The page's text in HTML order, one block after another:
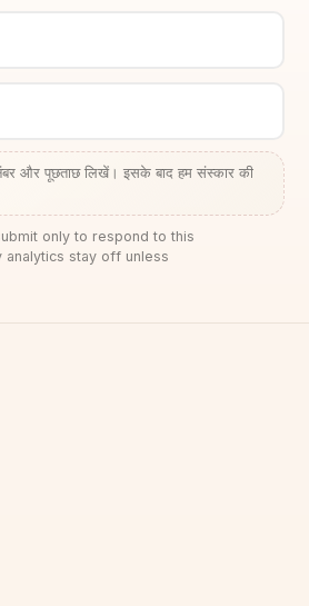
नंबर और पूछताछ लिखें। इसके बाद हम संस्कार की
only to respond to this
analytics stay off unless